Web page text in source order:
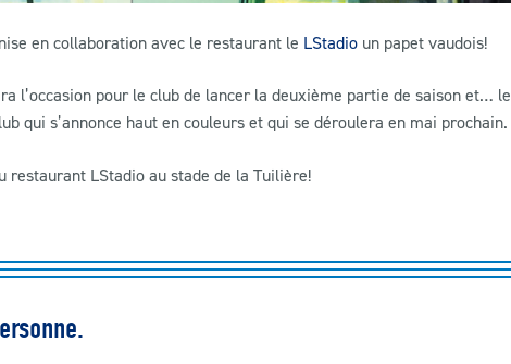
en collaboration avec le restaurant le LStadio un papet vaudois!
l’occasion pour le club de lancer la deuxième partie de saison et… le
qui s’annonce haut en couleurs et qui se déroulera en mai prochain.
restaurant LStadio au stade de la Tuilière!